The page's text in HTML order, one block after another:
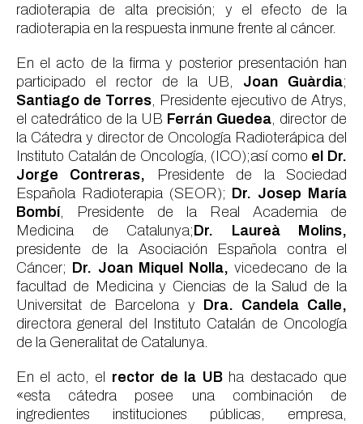
radioterapia de alta precisión; y el efecto de la
radioterapia en la respuesta inmune frente al cáncer.
En el acto de la firma y posterior presentación han
participado el rector de la UB, Joan Guàrdia;
Santiago de Torres, Presidente ejecutivo de Atrys,
el catedrático de la UB Ferrán Guedea, director de
la Cátedra y director de Oncología Radioterápica del
Instituto Catalán de Oncología, (ICO);así como el Dr.
Jorge Contreras,
Presidente de la Sociedad
Española Radioterapia (SEOR); Dr. Josep María
Bombí, Presidente de la Real Academia de
Medicina de Catalunya; Dr. Laureà Molins,
presidente de la Asociación Española contra el
Cáncer; Dr. Joan Miquel Nolla,vicedecano de la
facultad de Medicina y Ciencias de la Salud de la
Universitat de Barcelona y
Dra. Candela Calle,
directora general del Instituto Catalán de Oncología
de la Generalitat de Catalunya.
En el acto, el rector de la UBha destacado que
«esta cátedra posee una combinación de
ingredientes instituciones públicas, empresa,